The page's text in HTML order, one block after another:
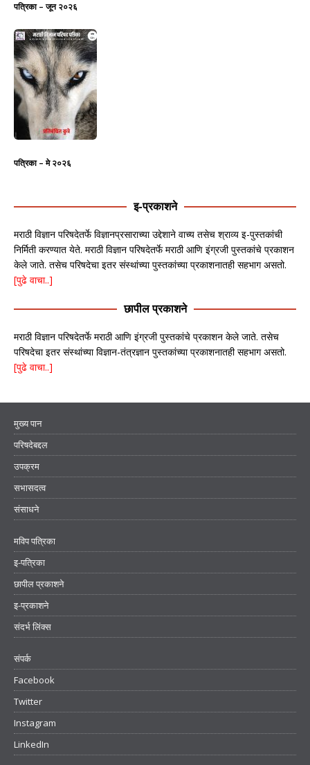
पत्रिका – जून २०२६
पत्रिका – मे २०२६
इ-प्रकाशने
मराठी विज्ञान परिषदेतर्फे विज्ञानप्रसाराच्या उद्देशाने वाच्य तसेच श्राव्य इ-पुस्तकांची
निर्मिती करण्यात येते. मराठी विज्ञान परिषदेतर्फे मराठी आणि इंग्रजी पुस्तकांचे प्रकाशन
केले जाते. तसेच परिषदेचा इतर संस्थांच्या पुस्तकांच्या प्रकाशनातही सहभाग असतो.
[पुढे वाचा..]
छापील प्रकाशने
मराठी विज्ञान परिषदेतर्फे मराठी आणि इंग्रजी पुस्तकांचे प्रकाशन केले जाते. तसेच
परिषदेचा इतर संस्थांच्या विज्ञान-तंत्रज्ञान पुस्तकांच्या प्रकाशनातही सहभाग असतो.
[पुढे वाचा..]
मुख्य पान
परिषदेबद्दल
उपक्रम
सभासदत्व
संसाधने
मविप पत्रिका
इ-पत्रिका
छापील प्रकाशने
इ-प्रकाशने
संदर्भ लिंक्स
संपर्क
Facebook
Twitter
Instagram
LinkedIn